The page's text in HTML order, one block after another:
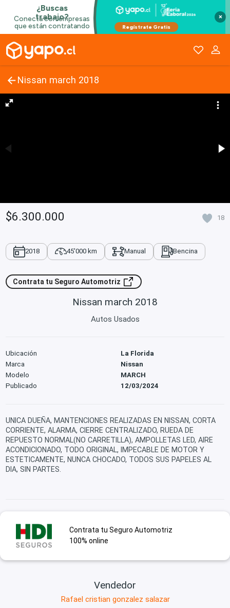
×
Nissan march 2018
$6.300.000 18
2018 45'000 km Manual Bencina
Contrata tu Seguro Automotriz
Nissan march 2018
Autos Usados
Ubicación
La Florida
Marca
Nissan
Modelo
MARCH
Publicado
12/03/2024
UNICA DUEÑA, MANTENCIONES REALIZADAS EN NISSAN, CORTA
CORRIENTE, ALARMA, CIERRE CENTRALIZADO, RUEDA DE
REPUESTO NORMAL(NO CARRETILLA), AMPOLLETAS LED, AIRE
ACONDICIONADO, TODO ORIGINAL, IMPECABLE DE MOTOR Y
ESTETICAMENTE, NUNCA CHOCADO, TODOS SUS PAPELES AL
DIA, SIN PARTES.
Contrata tu Seguro Automotriz
100% online
Vendedor
Rafael cristian gonzalez salazar